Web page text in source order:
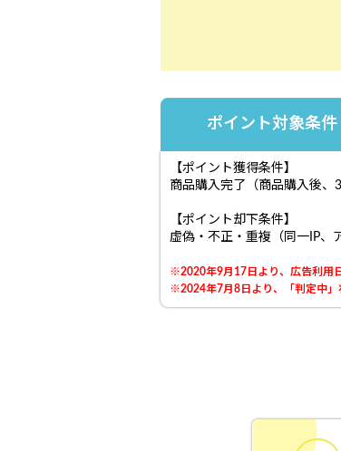
ポイント対象条件
【ポイント獲得条件】
商品購入完了（商品購入後、
【ポイント却下条件】
虚偽・不正・重複（同一IP、
※2020年9月17日より、広告利用
※2024年7月8日より、「判定中」